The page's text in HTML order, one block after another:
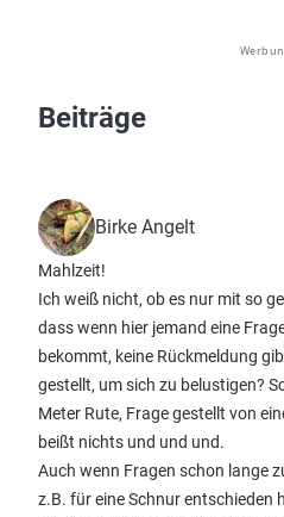
Beiträge
Birke Angelt
Mahlzeit!
Ich weiß nicht, ob es nur mit so
dass wenn hier jemand eine
bekommt, keine Rückmeldung
gestellt, um sich zu belustigen?
Meter Rute, Frage gestellt von
beißt nichts und und und.
Auch wenn Fragen schon lange
z.B. für eine Schnur entschieden